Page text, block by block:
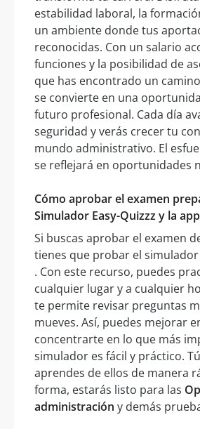
estabilidad laboral, la
un ambiente donde tus
reconocidas. Con un salario
funciones y la posibilidad de
que has encontrado un
se convierte en una
futuro profesional. Cada día
seguridad y verás crecer tu
mundo administrativo. El
se reflejará en oportunidades
Cómo aprobar el examen
Simulador Easy-Quizzz y la
Si buscas aprobar el examen
tienes que probar el simulador
. Con este recurso, puedes
cualquier lugar y a cualquier
te permite revisar preguntas
mueves. Así, puedes mejorar
concentrarte en lo que más
simulador es fácil y práctico.
aprendes de ellos de manera
forma, estarás listo para las
administración y demás